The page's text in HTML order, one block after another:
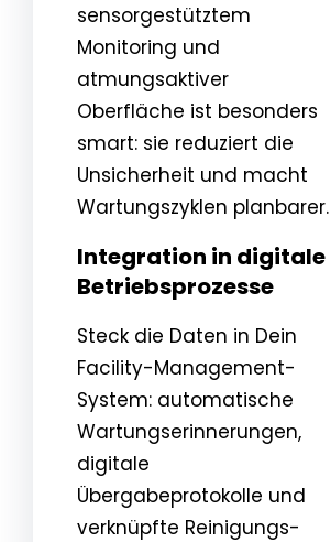
sensorgestütztem
Monitoring und
atmungsaktiver
Oberfläche ist besonders
smart: sie reduziert die
Unsicherheit und macht
Wartungszyklen planbarer.
Integration in digitale
Betriebsprozesse
Steck die Daten in Dein
Facility-Management-
System: automatische
Wartungserinnerungen,
digitale
Übergabeprotokolle und
verknüpfte Reinigungs-